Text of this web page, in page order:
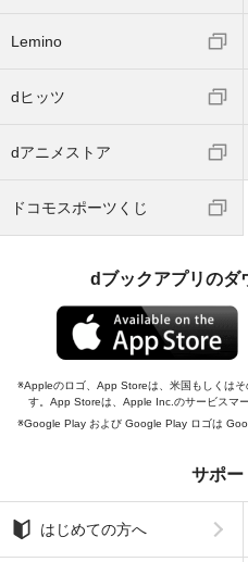
Lemino
dヒッツ
dアニメストア
ドコモスポーツくじ
dブックアプリのダ
Appleのロゴ、App Storeは、米国もしくは
す。App Storeは、Apple Inc.のサービスマー
Google Play および Google Play ロゴは
サポー
はじめての方へ